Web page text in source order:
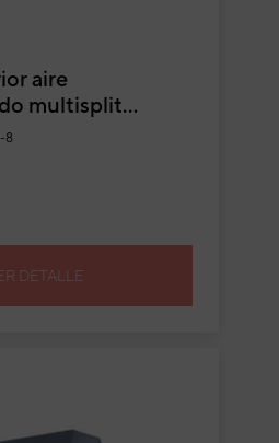
aire
multisplit
AUF18UI-
8
DETALLE